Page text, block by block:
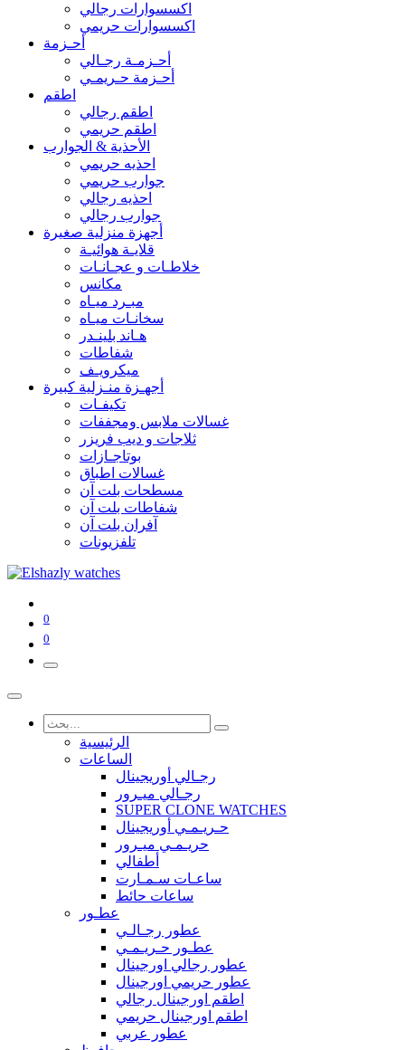
اكسسوارات رجالي
اكسسوارات حريمي
أحـزمة
أحـزمـة رجـالي
أحـزمة حـريمـي
اطقم
اطقم رجالي
اطقم حريمي
الأحذية & الجوارب
احذيه حريمي
جوارب حريمي
احذيه رجالي
جوارب رجالي
أجهزة منزلية صغيرة
قلايـة هوائيـة
خلاطـات و عجـانـات
مكانس
مبـرد ميـاه
سخانـات ميـاه
هـاند بلينـدر
شفاطات
ميكرويـف
أجهـزة منـزلية كبيرة
تكيفـات
غسالات ملابس ومجففات
ثلاجات و ديب فريزر
بوتاجـازات
غسالات اطباق
مسطحات بلت آن
شفاطات بلت آن
آفران بلت آن
تلفزيونات
0
0
الرئيسية
الساعات
رجـالي أوريجينال
رجـالي ميـرور
SUPER CLONE WATCHES
حـريـمـي أوريجينال
حريـمـي ميـرور
أطفالي
ساعـات سـمـارت
ساعات حائط
عطـور
عطور رجـالـي
عطـور حـريـمـي
عطور رجالي اورجينال
عطور حريمي اورجينال
اطقم اورجينال رجالي
اطقم اورجينال حريمي
عطور عربي